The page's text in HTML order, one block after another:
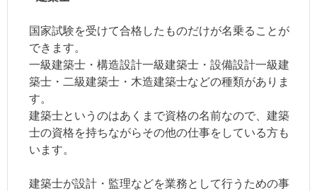
国家試験を受けて合格したものだけが名乗ることが
できます。
一級建築士・構造設計一級建築士・設備設計一級建
築士・二級建築士・木造建築士などの種類がありま
す。
建築士というのはあくまで資格の名前なので、建築
士の資格を持ちながらその他の仕事をしている方も
います。
建築士が設計・監理などを業務として行うための事